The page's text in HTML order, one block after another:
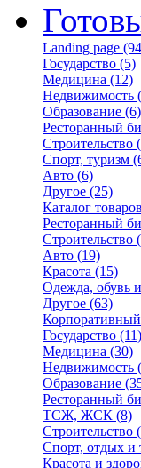
Landing page
Государство (5)
Медицина (12)
Недвижимость
Образование (6)
Ресторанный
Строительство
Спорт, туризм
Авто (6)
Другое (25)
Каталог
Ресторанный
Строительство
Авто (19)
Красота (15)
Одежда, обувь
Другое (63)
Государство (11)
Медицина (30)
Недвижимость
Образование
Ресторанный
ТСЖ, ЖСК (8)
Строительство
Спорт, отдых и
Красота и